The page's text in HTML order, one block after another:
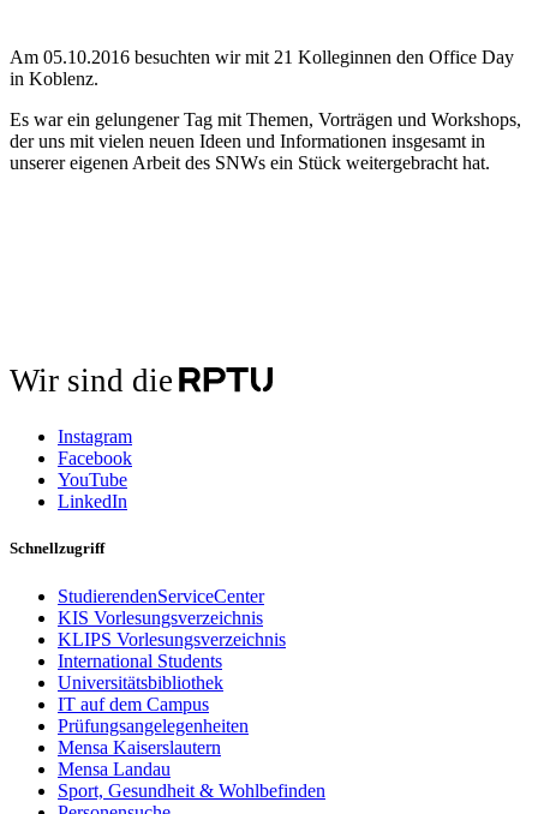
Am 05.10.2016 besuchten wir mit 21 Kolleginnen den Office Day
in Koblenz.
Es war ein gelungener Tag mit Themen, Vorträgen und Workshops,
der uns mit vielen neuen Ideen und Informationen insgesamt in
unserer eigenen Arbeit des SNWs ein Stück weitergebracht hat.
Wir sind die
Instagram
Facebook
YouTube
LinkedIn
Schnellzugriff
StudierendenServiceCenter
KIS Vorlesungsverzeichnis
KLIPS Vorlesungsverzeichnis
International Students
Universitätsbibliothek
IT auf dem Campus
Prüfungsangelegenheiten
Mensa Kaiserslautern
Mensa Landau
Sport, Gesundheit & Wohlbefinden